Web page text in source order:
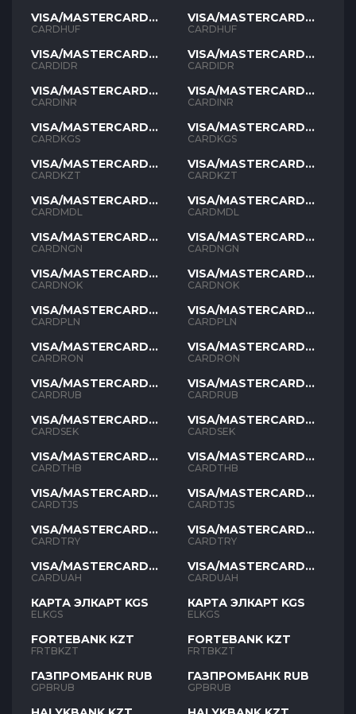
VISA/MASTERCARD
HUF
CARDHUF
VISA/MASTERCARD
IDR
CARDIDR
VISA/MASTERCARD
INR
CARDINR
VISA/MASTERCARD
KGS
CARDKGS
VISA/MASTERCARD
KZT
CARDKZT
VISA/MASTERCARD
MDL
CARDMDL
VISA/MASTERCARD
NGN
CARDNGN
VISA/MASTERCARD
NOK
CARDNOK
VISA/MASTERCARD
PLN
CARDPLN
VISA/MASTERCARD
RON
CARDRON
VISA/MASTERCARD
RUB
CARDRUB
VISA/MASTERCARD
SEK
CARDSEK
VISA/MASTERCARD
THB
CARDTHB
VISA/MASTERCARD
TJS
CARDTJS
VISA/MASTERCARD
TYR
CARDTRY
VISA/MASTERCARD
UAH
CARDUAH
КАРТА ЭЛКАРТ KGS
ELKGS
FORTEBANK KZT
FRTBKZT
ГАЗПРОМБАНК RUB
GPBRUB
VISA/MASTERCARD
HUF
CARDHUF
VISA/MASTERCARD
IDR
CARDIDR
VISA/MASTERCARD
INR
CARDINR
VISA/MASTERCARD
KGS
CARDKGS
VISA/MASTERCARD
KZT
CARDKZT
VISA/MASTERCARD
MDL
CARDMDL
VISA/MASTERCARD
NGN
CARDNGN
VISA/MASTERCARD
NOK
CARDNOK
VISA/MASTERCARD
PLN
CARDPLN
VISA/MASTERCARD
RON
CARDRON
VISA/MASTERCARD
RUB
CARDRUB
VISA/MASTERCARD
SEK
CARDSEK
VISA/MASTERCARD
THB
CARDTHB
VISA/MASTERCARD
TJS
CARDTJS
VISA/MASTERCARD
TYR
CARDTRY
VISA/MASTERCARD
UAH
CARDUAH
КАРТА ЭЛКАРТ KGS
ELKGS
FORTEBANK KZT
FRTBKZT
ГАЗПРОМБАНК RUB
GPBRUB